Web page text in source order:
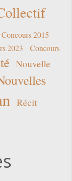
Concours 2015
2023
Concours
Nouvelle
Récit